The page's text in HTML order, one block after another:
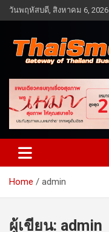
Skip
to
วันพฤหัสบดี, สิงหาคม 6, 2026
Thaismes
Home admin
ผู้เขียน: admin